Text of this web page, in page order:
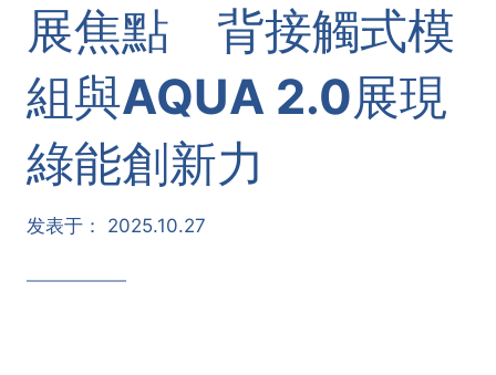
展焦點 背接觸式模
組與AQUA 2.0展現
綠能創新力
发表于： 2025.10.27